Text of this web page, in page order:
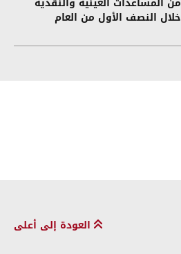
خلال النصف الأول من العام
العودة إلى أعلى